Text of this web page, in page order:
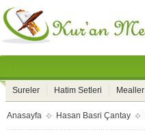
Sureler Hatim Setleri Mealler
Anasayfa Hasan Basri Çantay